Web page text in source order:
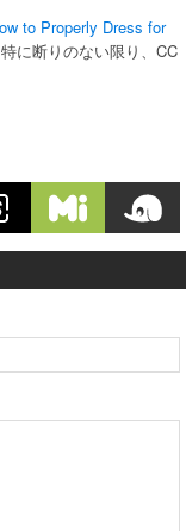
to Properly Dress for
に断りのない限り、CC